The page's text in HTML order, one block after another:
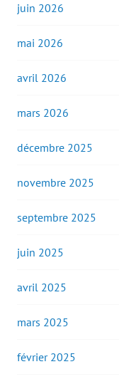
juin 2026
mai 2026
avril 2026
mars 2026
décembre 2025
novembre 2025
septembre 2025
juin 2025
avril 2025
mars 2025
février 2025